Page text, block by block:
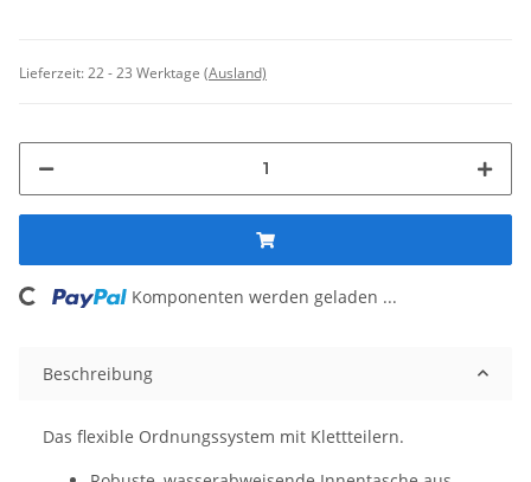
Lieferzeit:22 - 23 Werktage (Ausland)
Loading... Komponenten werden geladen ...
Beschreibung
Das flexible Ordnungssystem mit Klettteilern.